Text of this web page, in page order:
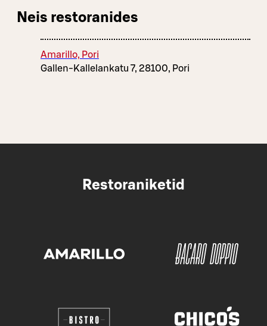
Neis restoranides
Amarillo, Pori
Gallen-Kallelankatu 7, 28100, Pori
Restoraniketid